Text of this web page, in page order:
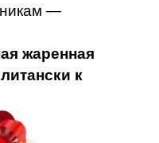
—
жаренная
к